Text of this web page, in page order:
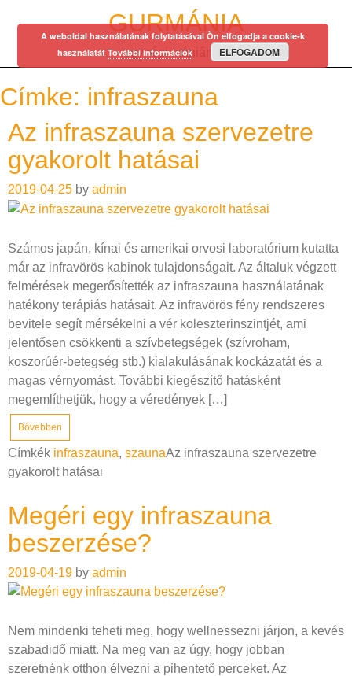
GURMÁNIA
egy régi mániám…
Címke: infraszauna
Az infraszauna szervezetre
gyakorolt hatásai
2019-04-25 by admin
Számos japán, kínai és amerikai orvosi laboratórium kutatta
már az infravörös kabinok tulajdonságait. Az általuk végzett
felmérések megerősítették az infraszauna használatának
hatékony terápiás hatásait. Az infravörös fény rendszeres
bevitele segít mérsékelni a vér koleszterinszintjét, ami
jelentősen csökkenti a szívbetegségek (szívroham,
koszorúér-betegség stb.) kialakulásának kockázatát és a
magas vérnyomást. További kiegészítő hatásként
megemlíthetjük, hogy a véredények […]
Bővebben
Címkék infraszauna, szaunaAz infraszauna szervezetre
gyakorolt hatásai
Megéri egy infraszauna
beszerzése?
2019-04-19 by admin
Nem mindenki teheti meg, hogy wellnessezni járjon, a kevés
szabadidő miatt. Na meg van az úgy, hogy jobban
szeretnénk otthon élvezni a pihentető perceket. Az
A weboldal használatának folytatásával Ön elfogadja a cookie-k
használatát További információk ELFOGADOM